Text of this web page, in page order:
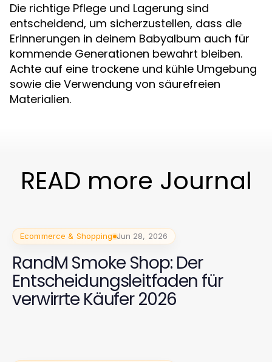
Die richtige Pflege und Lagerung sind
entscheidend, um sicherzustellen, dass die
Erinnerungen in deinem Babyalbum auch für
kommende Generationen bewahrt bleiben.
Achte auf eine trockene und kühle Umgebung
sowie die Verwendung von säurefreien
Materialien.
READ more Journal
Ecommerce & Shopping Jun 28, 2026
RandM Smoke Shop: Der
Entscheidungsleitfaden für
verwirrte Käufer 2026